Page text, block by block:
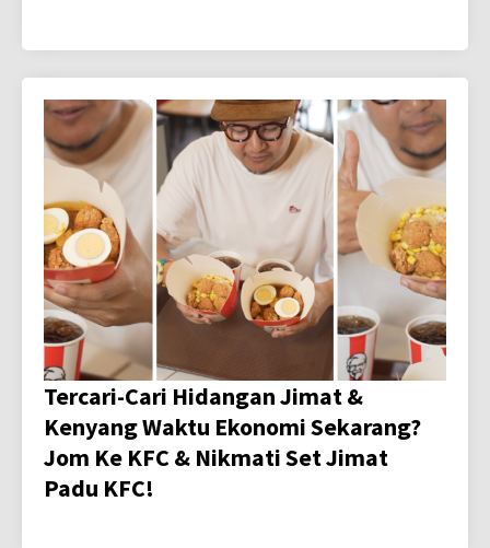
Tercari-Cari Hidangan Jimat &
Kenyang Waktu Ekonomi Sekarang?
Jom Ke KFC & Nikmati Set Jimat
Padu KFC!